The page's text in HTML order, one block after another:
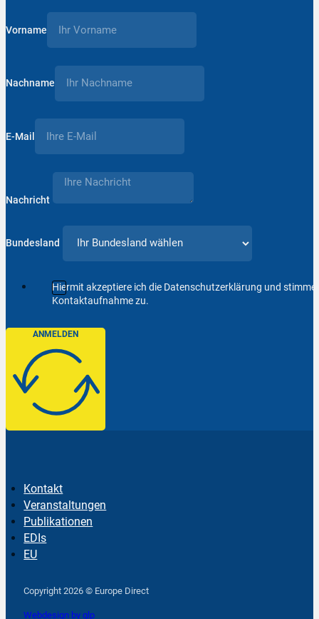
Vorname
Nachname
E-Mail
Nachricht
Bundesland
Hiermit akzeptiere ich die Datenschutzerklärung und
Kontaktaufnahme zu.
ANMELDEN
Kontakt
Veranstaltungen
Publikationen
EDIs
EU
Copyright 2026 © Europe Direct
Webdesign by qlp